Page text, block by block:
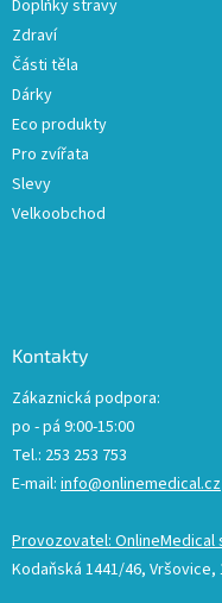
Doplňky stravy
Zdraví
Části těla
Dárky
Eco produkty
Pro zvířata
Slevy
Velkoobchod
Kontakty
Zákaznická podpora:
po - pá 9:00-15:00
Tel.: 253 253 753
E-mail: info@onlinemedical.cz
Provozovatel: OnlineMedical
Kodaňská 1441/46, Vršovice,